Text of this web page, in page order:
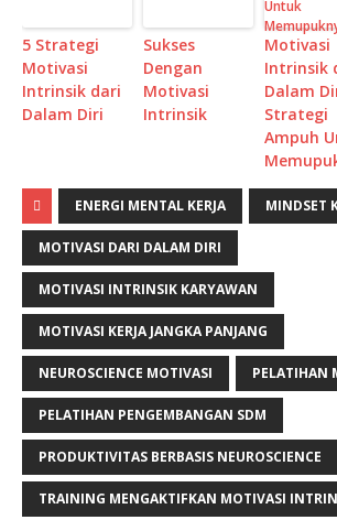
5 Strategi
Motivasi
Intrinsik dari
Dalam Diri
Sukses
Dengan
Motivasi
Intrinsik
Motivasi
Intrinsik
Dalam
Strategi
Ampuh
ENERGI MENTAL KERJA MINDSET
MOTIVASI DARI DALAM DIRI
MOTIVASI INTRINSIK KARYAWAN
MOTIVASI KERJA JANGKA PANJANG
NEUROSCIENCE MOTIVASI PELATIHAN
PELATIHAN PENGEMBANGAN SDM
PRODUKTIVITAS BERBASIS NEUROSCIENCE
TRAINING MENGAKTIFKAN MOTIVASI